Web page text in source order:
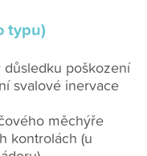
typu)
poškození
svalové inervace
měchýře
kontrolách (u